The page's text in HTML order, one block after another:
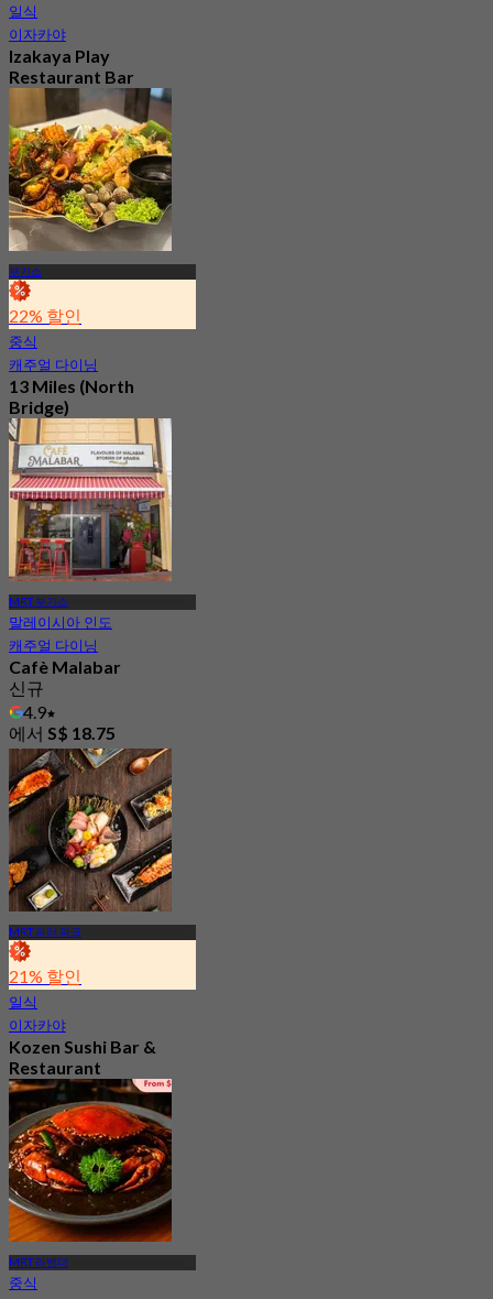
일식
이자카야
Izakaya Play
Restaurant Bar
4.8
에서S$ 31.66
부기스
22% 할인
중식
캐주얼 다이닝
13 Miles (North
Bridge)
신규
4.8
에서S$ 29
MRT 부기스
말레이시아 인도
캐주얼 다이닝
Cafè Malabar
신규
4.9
에서 S$ 18.75
MRT 파러 파크
21% 할인
일식
이자카야
Kozen Sushi Bar &
Restaurant
신규
4.7
에서S$ 112.7
MRT 라벤더
중식